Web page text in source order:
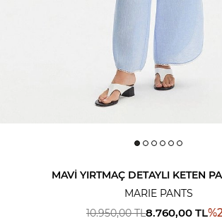
MAVI YIRTMAÇ DETAYLI KETEN
MARIE PANTS
10.950,00TL8.760,00 TL%